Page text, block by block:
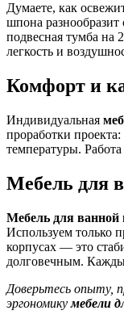
Думаете, как
шпона
подвесная тумба на
легкость и
Комфорт и
Индивидуальная
проработки
температуры.
Мебель для
Мебель для ванной
Используем только
корпусах — это
долговечным.
Доверьтесь опыту,
эргономикумебели